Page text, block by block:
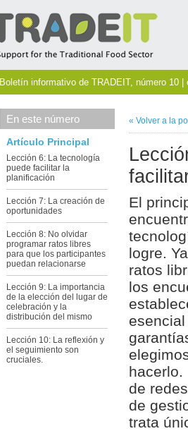
Boletín informativo de TRADEIT, número 10 |
En este número
Artículo Principal
Lección 6: La tecnología
puede facilitar la
planificación
Lección 7: La creación de
oportunidades
Lección 8: No olvidar
programar ratos libres
para que los participantes
puedan relacionarse
Lección 9: La importancia
de la elección del lugar de
celebración y la
distribución del mismo
Lección 10: La reflexión y
el seguimiento son
cruciales.
« Volver a la
El
logre.
ratos
los
hacerlo.
de
de
trata